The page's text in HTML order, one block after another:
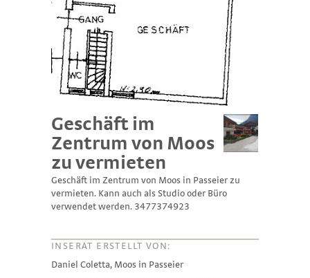
Geschäft im
Zentrum von Moos
zu vermieten
Geschäft im Zentrum von Moos in Passeier zu
vermieten. Kann auch als Studio oder Büro
verwendet werden. 3477374923
INSERAT ERSTELLT VON:
Daniel Coletta, Moos in Passeier